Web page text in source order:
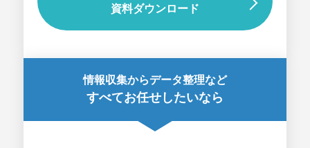
資料ダウンロード
情報収集からデータ整理など
すべてお任せしたいなら